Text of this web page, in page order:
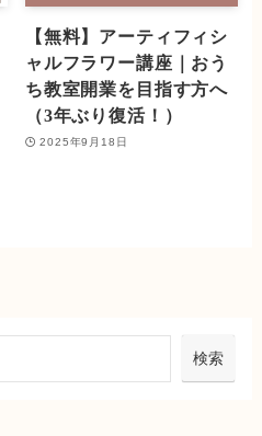
【無料】アーティフィシ
ャルフラワー講座｜おう
ち教室開業を目指す方へ
（3年ぶり復活！）
2025年9月18日
検索